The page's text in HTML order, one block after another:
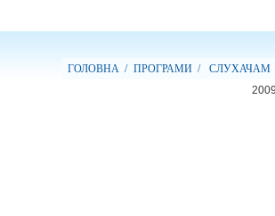
ГОЛОВНА / ПРОГРАМИ / СЛУХАЧАМ